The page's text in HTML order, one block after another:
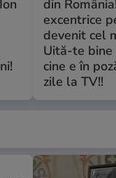
din
excentrice
devenit cel
Uită-te bine
cine e în
zile la TV!!